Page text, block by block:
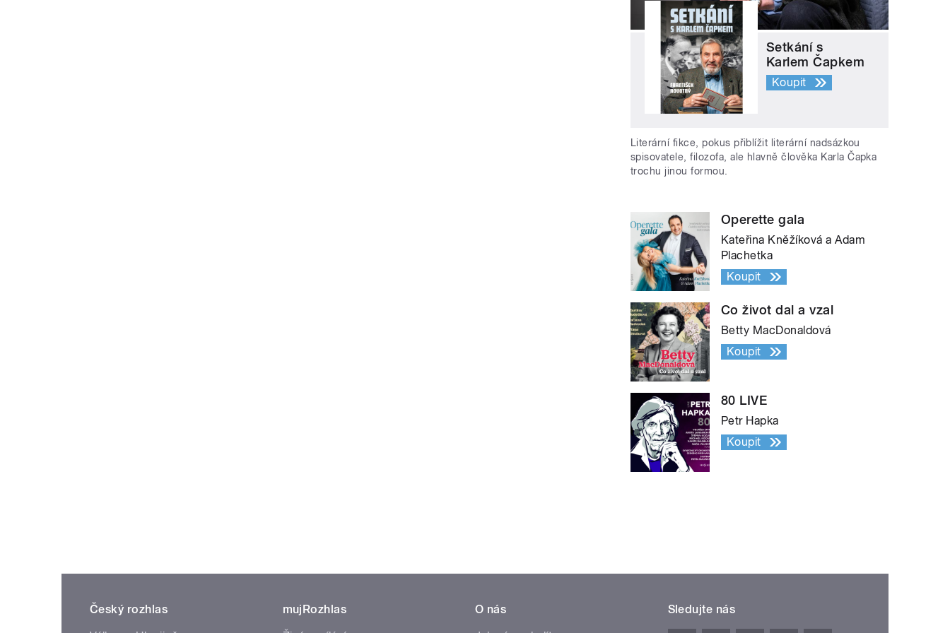
Setkání s
Karlem Čapkem
Koupit
Literární fikce, pokus přiblížit literární nadsázkou
spisovatele, filozofa, ale hlavně člověka Karla Čapka
trochu jinou formou.
Operette gala
Kateřina Kněžíková a Adam
Plachetka
Koupit
Co život dal a vzal
Betty MacDonaldová
Koupit
80 LIVE
Petr Hapka
Koupit
Český rozhlas
mujRozhlas
O nás
Sledujte nás